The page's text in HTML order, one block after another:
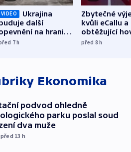
VIDEO
Ukrajina
buduje další
na hranici
Běloruskem
7h
Zbytečné
kvůli eCallu a
obtěžující
zdržují
před 8h
Ekonomika
podvod ohledně
parku poslal soud
dva muže
před 13 h